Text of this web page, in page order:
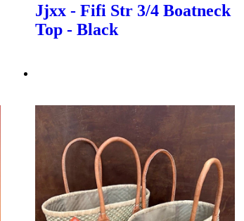
Jjxx - Fifi Str 3/4 Boatneck
Top - Black